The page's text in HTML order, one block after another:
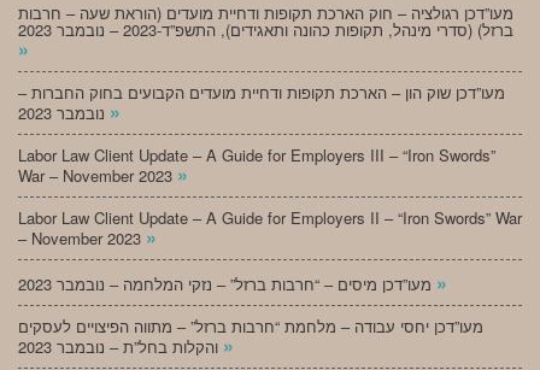
מעו”דכן רגולציה – חוק הארכת תקופות ודחיית מועדים (הוראת שעה – חרבות
ברזל) (סדרי מינהל, תקופות כהונה ותאגידים), התשפ”ד-2023 – נובמבר 2023
»
מעו”דכן שוק הון – הארכת תקופות ודחיית מועדים הקבועים בחוק החברות –
»
Labor Law Client Update – A Guide for Employers III – “Iron Swords”
War – November 2023 »
Labor Law Client Update – A Guide for Employers II – “Iron Swords” War
– November 2023 »
»
מעו”דכן יחסי עבודה – מלחמת “חרבות ברזל” – מתווה הפיצויים לעסקים
»